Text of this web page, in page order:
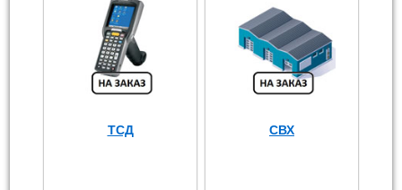
ТСД СВХ